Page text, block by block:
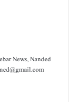
News, Nanded